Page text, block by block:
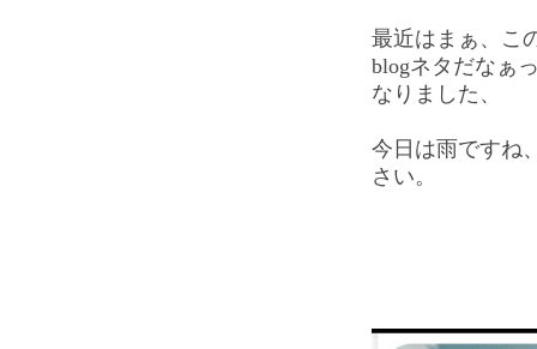
最近はまぁ、こ
blogネタだなぁ
なりました、
今日は雨ですね
さい。